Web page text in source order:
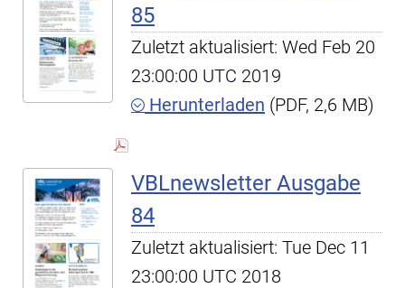
85
Zuletzt aktualisiert: Wed Feb 20
23:00:00 UTC 2019
Herunterladen (PDF, 2,6 MB)
VBLnewsletter Ausgabe
84
Zuletzt aktualisiert: Tue Dec 11
23:00:00 UTC 2018